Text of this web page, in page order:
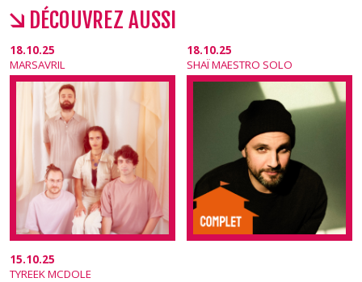
DÉCOUVREZ AUSSI
18.10.25
MARSAVRIL
18.10.25
SHAÏ MAESTRO SOLO
15.10.25
TYREEK MCDOLE